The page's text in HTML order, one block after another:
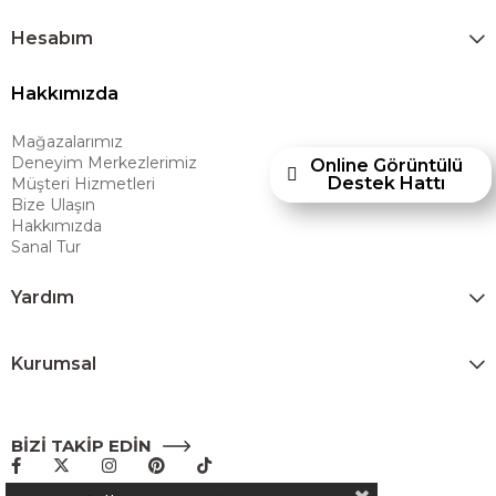
taşıyan marka; rahat koltukları, masif ahşap mobilyaları ve
çözümler sunar. Teknoloji ve mağazacılığı bir araya getiren Ashley
alışveriş deneyimi sunmak ve bu konforu her eve taşımak amacıyla
Türkiye’de faaliyet göstermektedir."
Hesabım
Hakkımızda
Mağazalarımız
Deneyim Merkezlerimiz
Müşteri Hizmetleri
Bize Ulaşın
Hakkımızda
Sanal Tur
Yardım
Kurumsal
BİZİ TAKİP EDİN
Online Görüntülü
Destek Hattı